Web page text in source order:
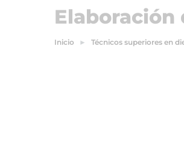
Elaboración
Inicio Técnicos superiores en